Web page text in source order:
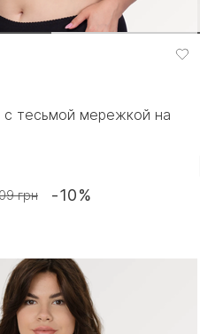
с тесьмой мережкой на
грн -10%